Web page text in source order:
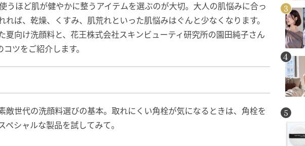
うほど肌が健やかに整うアイテムを選ぶのが大切。大人の肌悩みに合っ
れば、乾燥、くすみ、肌荒れといった肌悩みはぐんと少なくなります。
夏向け洗顔料と、花王株式会社スキンビューティ研究所の園田純子さん
ツをご紹介します。
敵世代の洗顔料選びの基本。取れにくい角栓が気になるときは、角栓を
シャルな製品を試してみて。